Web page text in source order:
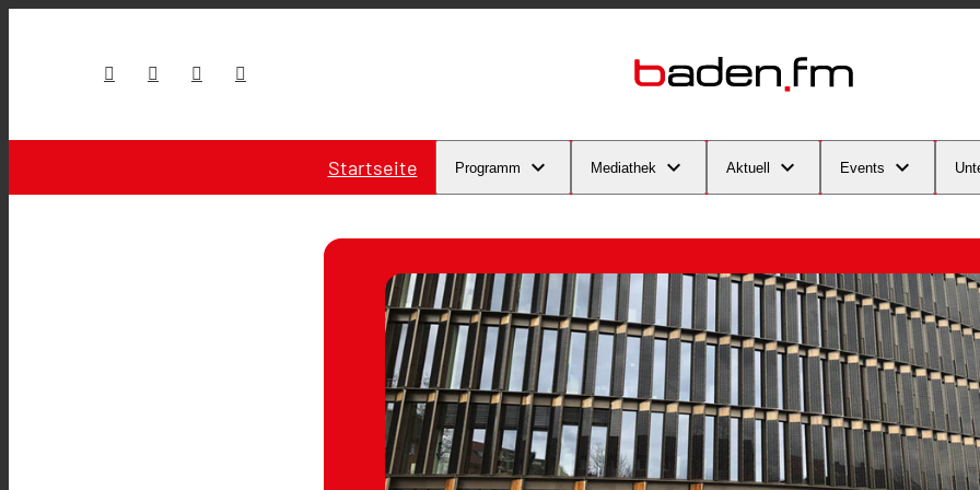
Startseite Programm Mediathek Aktuell Events